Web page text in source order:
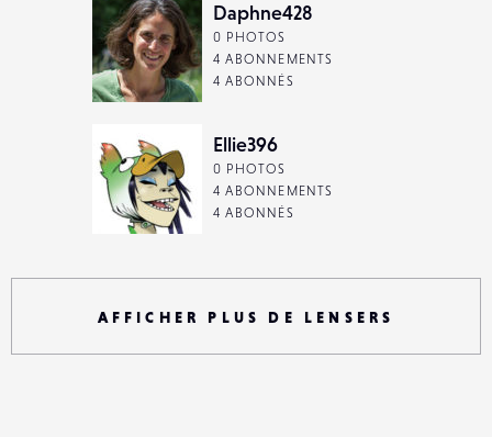
Daphne428
0 PHOTOS
4 ABONNEMENTS
4 ABONNÉS
Ellie396
0 PHOTOS
4 ABONNEMENTS
4 ABONNÉS
AFFICHER PLUS DE LENSERS